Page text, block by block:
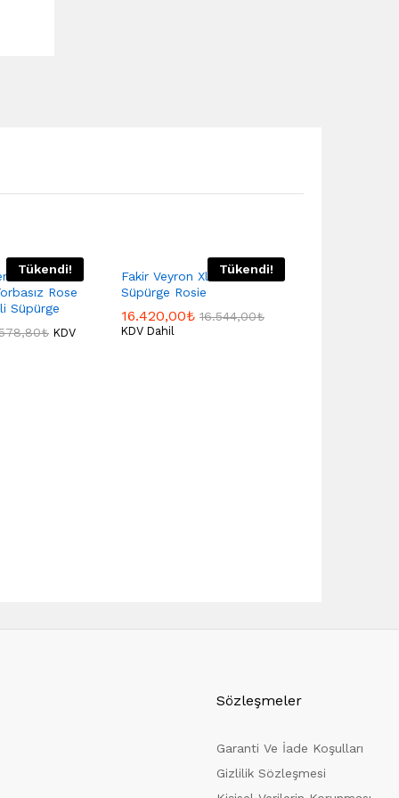
Tükendi!
Rose
Süpürge
₺ KDV
Tükendi!
Fakir Veyron Xl Premıum
Süpürge Rosie
16.420,00₺ 16.544,00₺
KDV Dahil
Sözleşmeler
Garanti Ve İade Koşulları
Gizlilik Sözleşmesi